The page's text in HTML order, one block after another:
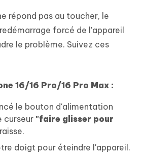
répond pas au toucher, le
forcé de l'appareil
le problème. Suivez ces
16/16 Pro/16 Pro Max :
le bouton d'alimentation
curseur "faire glisser pour
doigt pour éteindre l'appareil.